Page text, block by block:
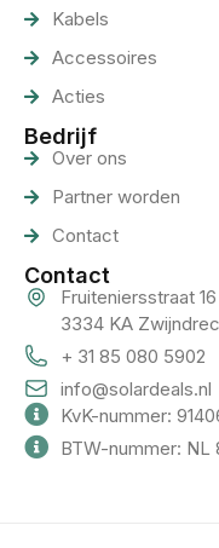
Kabels
Accessoires
Acties
Bedrijf
Over ons
Partner worden
Contact
Contact
Fruiteniersstraat 16
3334 KA
+ 31 85 080 5902
info@solardeals.nl
KvK-nummer:
BTW-nummer: NL